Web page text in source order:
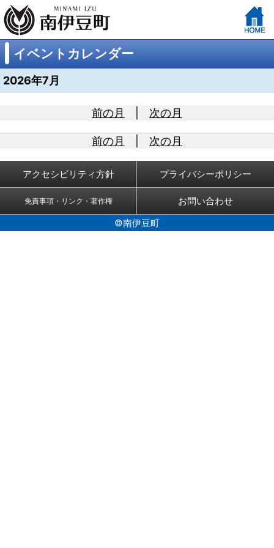
イベントカレンダー
2026年7月
前の月 次の月
前の月 次の月
アクセシビリティ方針 プライバシーポリシー
免責事項・リンク・著作権
お問い合わせ
©南伊豆町